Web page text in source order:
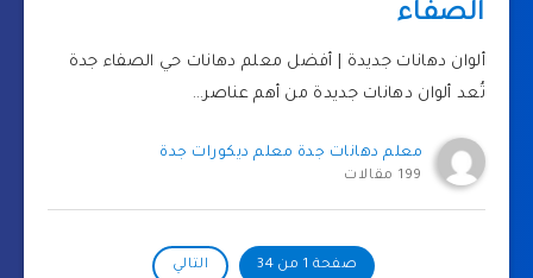
الصفاء
ألوان دهانات جديدة | أفضل معلم دهانات حي الصفاء جدة
تُعد ألوان دهانات جديدة من أهم عناصر…
معلم دهانات جدة معلم ديكورات جدة
199 مقالات
صفحة 1 من 34 التالي